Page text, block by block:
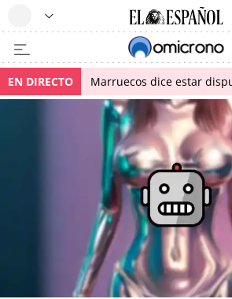
EN DIRECTO Marruecos dice estar